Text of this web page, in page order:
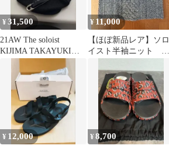
¥31,500
21AW The soloist
KIJIMA TAKAYUKIコ
¥ 11,000
【ほぼ新品レア】ソロ
イスト半袖ニット サ
¥ 12,000 ¥8,700